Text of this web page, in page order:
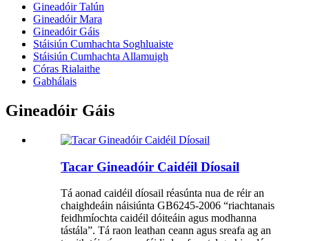
Gineadóir Talún
Gineadóir Mara
Gineadóir Gáis
Stáisiún Cumhachta Soghluaiste
Stáisiún Cumhachta Allamuigh
Córas Rialaithe
Gabhálais
Gineadóir Gáis
Tacar Gineadóir Caidéil Díosail
Tá aonad caidéil díosail réasúnta nua de réir an
chaighdeáin náisiúnta GB6245-2006 “riachtanais
feidhmíochta caidéil dóiteáin agus modhanna
tástála”. Tá raon leathan ceann agus sreafa ag an